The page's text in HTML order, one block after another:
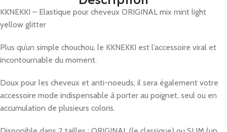
KKNEKKI – Elastique pour cheveux ORIGINAL mix mint light
yellow glitter
Plus qu’un simple chouchou, le KKNEKKI est l’accessoire viral et
incontournable du moment.
Doux pour les cheveux et anti-noeuds, il sera également votre
accessoire mode indispensable à porter au poignet, seul ou en
accumulation de plusieurs coloris.